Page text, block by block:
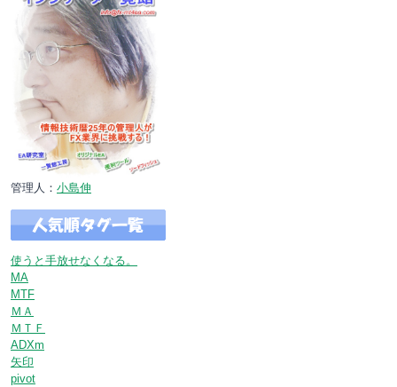
管理人： 小島伸
使うと手放せなくなる。
MA
MTF
ＭＡ
ＭＴＦ
ADXm
矢印
pivot